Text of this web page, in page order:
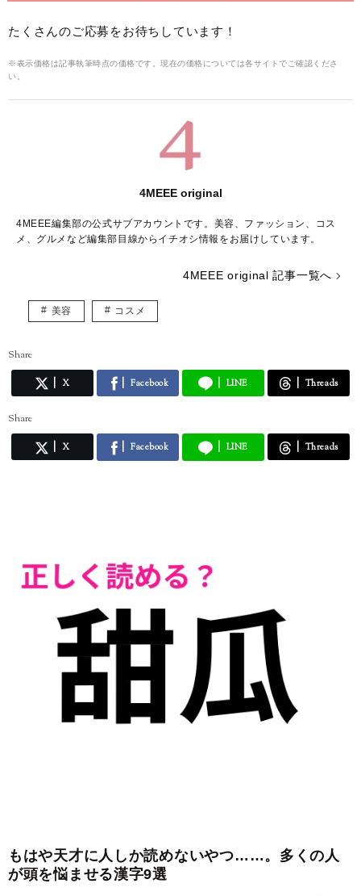
たくさんのご応募をお待ちしています！
※表示価格は記事執筆時点の価格です。現在の価格については各サイトでご確認くださ
い。
4MEEE original
4MEEE編集部の公式サブアカウントです。美容、ファッション、コス
メ、グルメなど編集部目線からイチオシ情報をお届けしています。
4MEEE original 記事一覧へ
美容 コスメ
Share
X Facebook LINE Threads
Share
X Facebook LINE Threads
もはや天才に人しか読めないやつ……。多くの人
が頭を悩ませる漢字9選